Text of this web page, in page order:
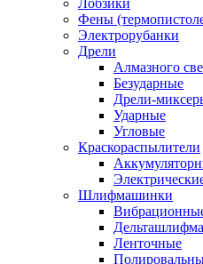
Лобзики
Фены
Электрорубанки
Дрели
Алмазного
Безударные
Дрели-
Ударные
Угловые
Краскораспылители
Шлифмашинки
Ленточные